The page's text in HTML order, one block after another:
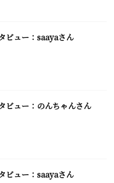
ビュー：saayaさん
ビュー：のんちゃんさん
ビュー：saayaさん